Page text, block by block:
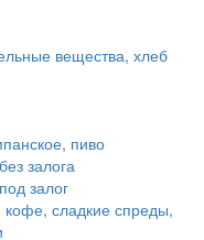
вещества, хлеб
пиво
залога
залог
сладкие спреды,